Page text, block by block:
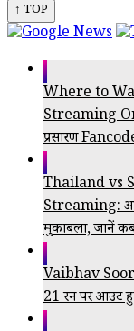
↑ TOP
Where to
Streaming
प्रसारण
Thailand vs
Streaming:
मुकाबला, जानें
Vaibhav
21 रन पर आउट